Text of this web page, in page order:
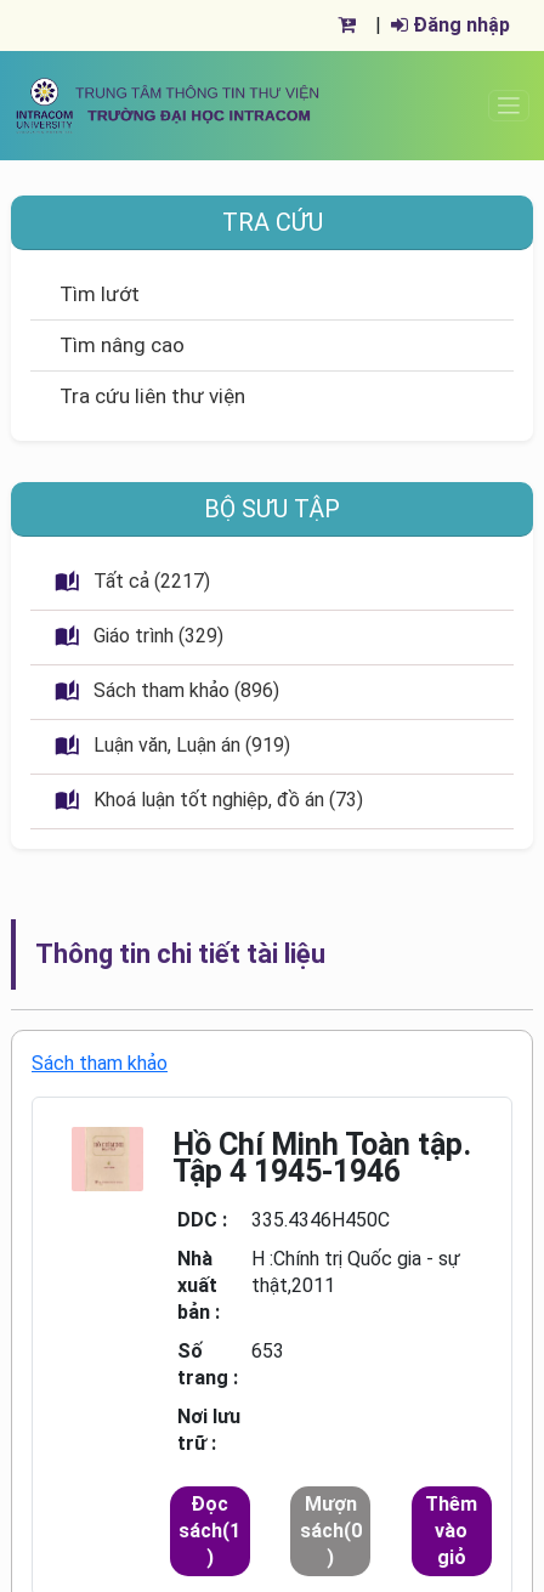
| Đăng nhập
TRA CỨU
Tìm lướt
Tìm nâng cao
Tra cứu liên thư viện
BỘ SƯU TẬP
Tất cả (2217)
Giáo trình (329)
Sách tham khảo (896)
Luận văn, Luận án (919)
Khoá luận tốt nghiệp, đồ án (73)
Thông tin chi tiết tài liệu
Sách tham khảo
Hồ Chí Minh Toàn tập.
Tập 4 1945-1946
DDC :
335.4346H450C
Nhà
xuất
bản :
H :Chính trị Quốc gia - sự
thật,2011
Số
trang :
653
Nơi lưu
trữ :
Đọc
sách(1
)
Mượn
sách(0
)
Thêm
vào
giỏ